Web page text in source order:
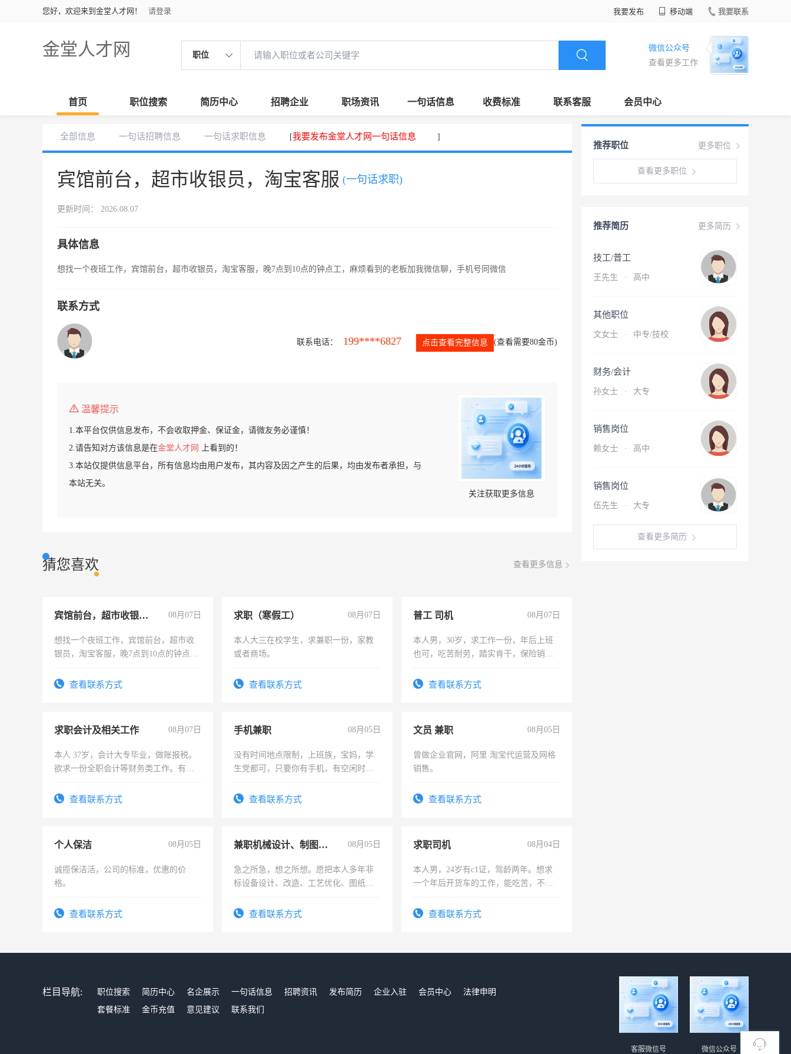
您好，欢迎来到金堂人才网！ 请登录 我要发布 移动端 我要联系
金堂人才网 职位
微信公众号
查看更多工作
首页 职位搜索 简历中心 招聘企业 职场资讯 一句话信息 收费标准 联系客服 会员中心
全部信息 一句话招聘信息 一句话求职信息 [我要发布金堂人才网一句话信息 ]
宾馆前台，超市收银员，淘宝客服 (一句话求职)
更新时间： 2026.08.07
具体信息
想找一个夜班工作，宾馆前台，超市收银员，淘宝客服，晚7点到10点的钟点工，麻烦看到的老板加我微信聊，手机号同微信
联系方式
联系电话： 199****6827 点击查看完整信息 (查看需要80金币)
温馨提示
1.本平台仅供信息发布，不会收取押金、保证金，请微友务必谨慎！
2.请告知对方该信息是在金堂人才网
上看到的！
3.本站仅提供信息平台，所有信息均由用户发布，其内容及因之产生的后果，均由发布者承担，与
本站无关。
关注获取更多信息
猜您喜欢 查看更多信息
宾馆前台，超市收银员，淘宝客服 08月07日
想找一个夜班工作，宾馆前台，超市收
银员，淘宝客服，晚7点到10点的钟点
号同微信查看联系方式
求职（寒假工） 08月07日
本人大三在校学生，求兼职一份，家教
或者商场。
查看联系方式
普工 司机 08月07日
本人男，30岁，求工作一份，年后上班
也可，吃苦耐劳，踏实肯干，保险销售
查看联系方式
求职会计及相关工作 08月07日
本人 37岁，会计大专毕业，做账报税。
欲求一份全职会计等财务类工作。有会
查看联系方式
手机兼职 08月05日
没有时间地点限制，上班族，宝妈，学
生党都可，只要你有手机，有空闲时
勤快的四五十，每天挣零花钱没问题！
查看联系方式
文员 兼职 08月05日
曾做企业官网，阿里 淘宝代运营及网格
销售。
查看联系方式
个人保洁 08月05日
诚揽保洁活，公司的标准，优惠的价
格。
查看联系方式
兼职机械设计、制图、设备改造 08月05日
急之所急，想之所想。愿把本人多年非
标设备设计、改造、工艺优化、图纸制
结识有识之士，共享未来。
查看联系方式
求职司机 08月04日
本人男，24岁有c1证，驾龄两年。想求
一个年后开货车的工作，能吃苦，不怕
查看联系方式
更多职位
推荐职位
查看更多职位
更多简历
推荐简历
技工/普工
王先生 · 高中
其他职位
文女士 · 中专/技校
财务/会计
孙女士 · 大专
销售岗位
赖女士 · 高中
销售岗位
伍先生 · 大专
查看更多简历
栏目导航: 职位搜索 简历中心 名企展示 一句话信息 招聘资讯 发布简历 企业入驻 会员中心
法律申明
套餐标准
金币充值 意见建议 联系我们
微信公众号
客服微信号